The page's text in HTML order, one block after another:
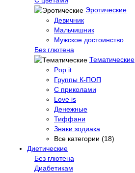
Эротические
Девичник
Мальчишник
Мужское достоинство
Без глютена
Тематические
Pop it
Группы К-ПОП
С приколами
Love is
Денежные
Тиффани
Знаки зодиака
Все категории (18)
Диетические
Без глютена
Диабетикам